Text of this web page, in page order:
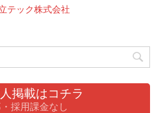
テック株式会社
掲載はコチラ
採用課金なし